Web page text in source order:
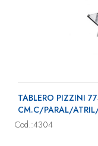
TABLERO PIZZINI
CM.C/PARAL/
Cod.:4304